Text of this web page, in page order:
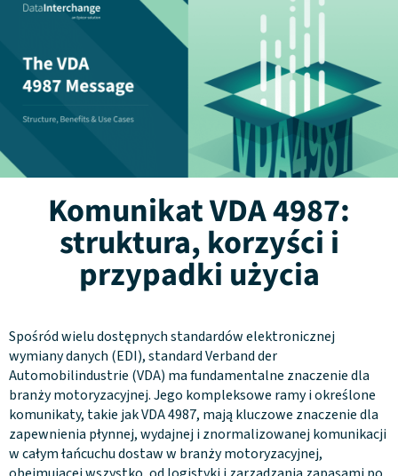
Komunikat VDA 4987:
struktura, korzyści i
przypadki użycia
Spośród wielu dostępnych standardów elektronicznej
wymiany danych (EDI), standard Verband der
Automobilindustrie (VDA) ma fundamentalne znaczenie dla
branży motoryzacyjnej. Jego kompleksowe ramy i określone
komunikaty, takie jak VDA 4987, mają kluczowe znaczenie dla
zapewnienia płynnej, wydajnej i znormalizowanej komunikacji
w całym łańcuchu dostaw w branży motoryzacyjnej,